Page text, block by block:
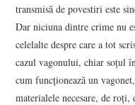
transmisă de povestiri este
Dar niciuna dintre crime nu
celelalte despre care a tot
cazul vagonului, chiar soţul
cum funcţionează un
materialele necesare, de